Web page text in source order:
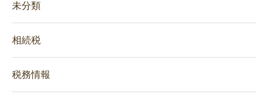
未分類
相続税
税務情報